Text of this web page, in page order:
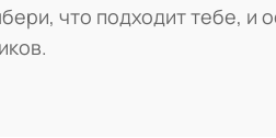
что подходит тебе, и